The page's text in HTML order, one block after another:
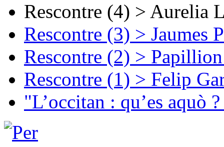
Rescontre (4) > Aurelia
Rescontre (3) > Jaumes
Rescontre (2) >
Rescontre (1) > Felip
"L’occitan : qu’es aquò